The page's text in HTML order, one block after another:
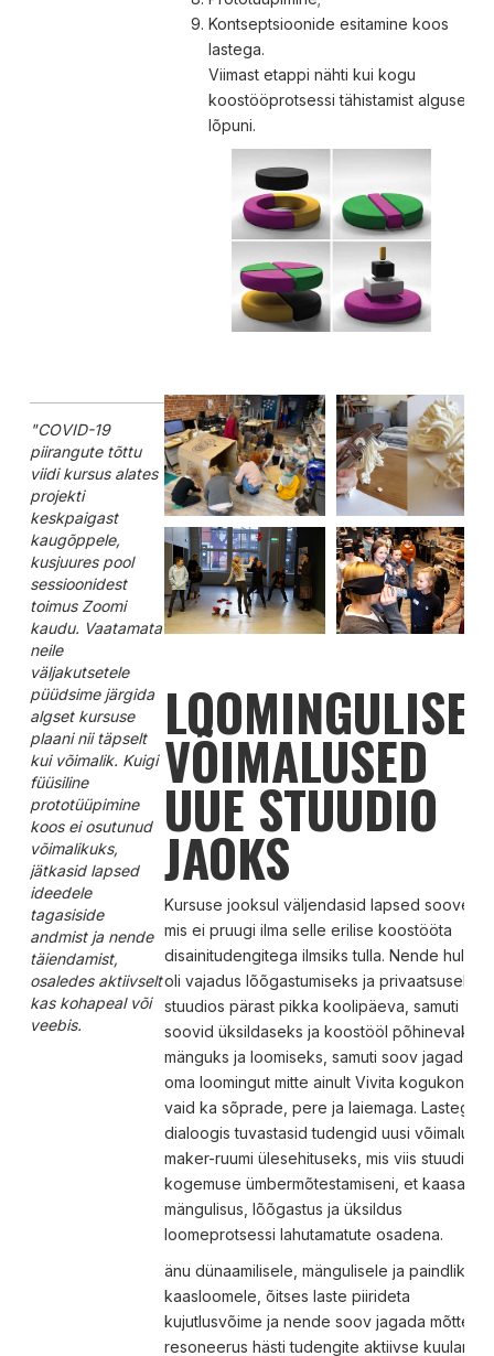
Kontseptsioonide esitamine koos
lastega.
Viimast etappi nähti kui kogu
koostööprotsessi tähistamist algusest
lõpuni.
"COVID-19
piirangute tõttu
viidi kursus alates
projekti
keskpaigast
kaugõppele,
kusjuures pool
sessioonidest
toimus Zoomi
kaudu. Vaatamata
neile
väljakutsetele
püüdsime järgida
algset kursuse
plaani nii täpselt
kui võimalik. Kuigi
füüsiline
prototüüpimine
koos ei osutunud
võimalikuks,
jätkasid lapsed
ideedele
tagasiside
andmist ja nende
täiendamist,
osaledes aktiivselt
kas kohapeal või
veebis.
VÕIMALUSED
UUE STUUDIO
JAOKS
Kursuse jooksul väljendasid lapsed soove,
mis ei pruugi ilma selle erilise koostööta
disainitudengitega ilmsiks tulla. Nende hulgas
oli vajadus lõõgastumiseks ja privaatsuseks
stuudios pärast pikka koolipäeva, samuti
soovid üksildaseks ja koostööl põhinevaks
mänguks ja loomiseks, samuti soov jagada
oma loomingut mitte ainult Vivita kogukonnas,
vaid ka sõprade, pere ja laiemaga. Lastega
dialoogis tuvastasid tudengid uusi võimalusi
maker-ruumi ülesehituseks, mis viis stuudio
kogemuse ümbermõtestamiseni, et kaasata
mängulisus, lõõgastus ja üksildus
loomeprotsessi lahutamatute osadena.
änu dünaamilisele, mängulisele ja paindlikule
kaasloomele, õitses laste piirideta
kujutlusvõime ja nende soov jagada mõtteid
resoneerus hästi tudengite aktiivse kuulamise